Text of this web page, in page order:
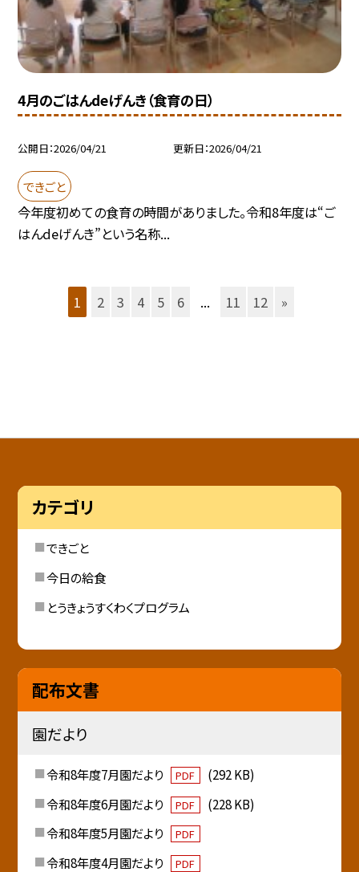
4月のごはんdeげんき（食育の日）
公開日 2026/04/21 更新日 2026/04/21
できごと
今年度初めての食育の時間がありました。令和8年度は“ご
はんdeげんき”という名称...
1 2 3 4 5 6 ... 11 12 »
カテゴリ
できごと
今日の給食
とうきょうすくわくプログラム
配布文書
園だより
令和8年度7月園だより PDF
(292 KB)
令和8年度6月園だより
PDF
(228 KB)
令和8年度5月園だより
PDF
令和8年度4月園だより PDF